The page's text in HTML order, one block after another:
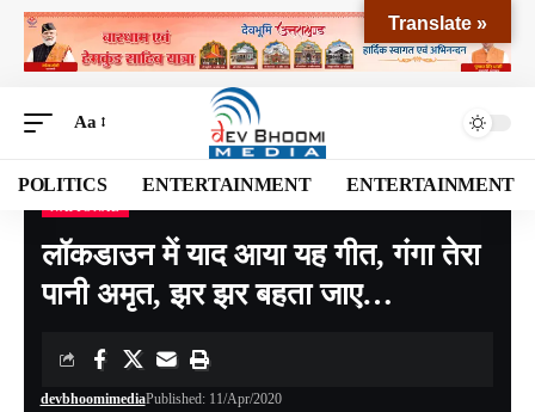
Aa
POLITICS ENTERTAINMENT ENTERTAINMENT
Devbhoomi Media> Blog>NATIONAL>लॉकडाउन में याद आया यह गीत, गंगा तेरा पानी अमृत, झर झर बहता जाए…
लॉकडाउन में याद आया यह गीत, गंगा तेरा
पानी अमृत, झर झर बहता जाए…
devbhoomimediaPublished: 11/Apr/2020
Translate »